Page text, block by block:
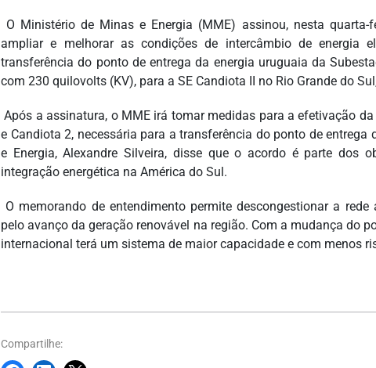
O Ministério de Minas e Energia (MME) assinou, nesta
ampliar e melhorar as condições de intercâmbio de energia
transferência do ponto de entrega da energia uruguaia da
com 230 quilovolts (KV), para a SE Candiota II no Rio Grande do
Após a assinatura, o MME irá tomar medidas para a efetivação
e Candiota 2, necessária para a transferência do ponto de
e Energia, Alexandre Silveira, disse que o acordo é parte dos
integração energética na América do Sul.
O memorando de entendimento permite descongestionar a
pelo avanço da geração renovável na região. Com a mudança do
internacional terá um sistema de maior capacidade e com menos
Compartilhe: